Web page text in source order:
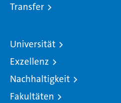
Transfer
Universität
Exzellenz
Nachhaltigkeit
Fakultäten